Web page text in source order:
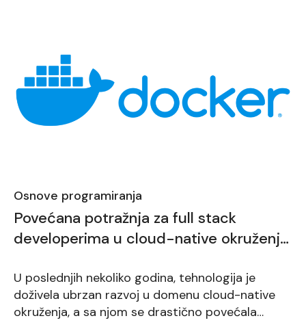
Osnove programiranja
Povećana potražnja za full stack
developerima u cloud-native okruženju:
U poslednjih nekoliko godina, tehnologija je
doživela ubrzan razvoj u domenu cloud-native
okruženja, a sa njom se drastično povećala